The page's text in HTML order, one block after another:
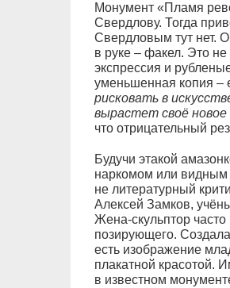
Монумент «Пламя
Свердлову. Тогда
Свердловым тут нет.
в руке – факел. Это
экспрессия и
уменьшенная копия –
рисковать в
вырастет своё новое
что отрицательный
Будучи этакой
наркомом или видным
не литературный
Алексей Замков,
Жена-скульптор
позирующего.
есть изображение
плакатной красотой.
в известном